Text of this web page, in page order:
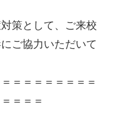
策として、ご来校
ご協力いただいて
＝＝＝＝＝＝＝＝
＝＝＝